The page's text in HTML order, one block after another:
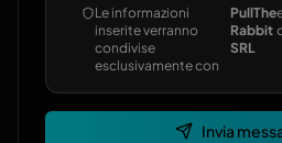
Le informazioni
inserite verranno
condivise
esclusivamente con
PullThe
Rabbit
SRL
Invia